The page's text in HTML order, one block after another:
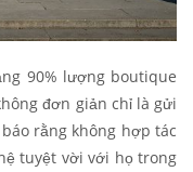
90% lượng boutique
đơn giản chỉ là gửi
rằng không hợp tác
tuyệt vời với họ trong